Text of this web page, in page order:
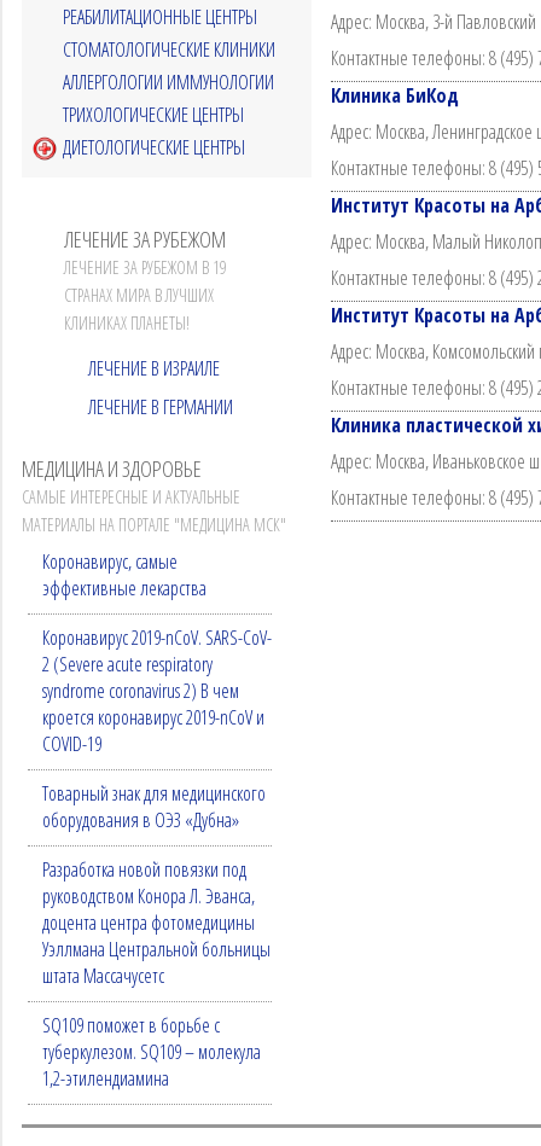
Адрес: Москва, 3-й Павловский
Контактные телефоны: 8 (495)
Клиника БиКод
Адрес: Москва, Ленинградское
Контактные телефоны: 8 (495)
Институт Красоты на
Адрес: Москва, Малый
Контактные телефоны: 8 (495)
Институт Красоты на
Адрес: Москва, Комсомольский
Контактные телефоны: 8 (495)
Клиника пластической
Адрес: Москва, Иваньковское
Контактные телефоны: 8 (495)
РЕАБИЛИТАЦИОННЫЕ ЦЕНТРЫ
СТОМАТОЛОГИЧЕСКИЕ КЛИНИКИ
АЛЛЕРГОЛОГИИ ИММУНОЛОГИИ
ТРИХОЛОГИЧЕСКИЕ ЦЕНТРЫ
ДИЕТОЛОГИЧЕСКИЕ ЦЕНТРЫ
ЛЕЧЕНИЕ ЗА РУБЕЖОМ
ЛЕЧЕНИЕ ЗА РУБЕЖОМ В 19
СТРАНАХ МИРА В ЛУЧШИХ
КЛИНИКАХ ПЛАНЕТЫ!
ЛЕЧЕНИЕ В ИЗРАИЛЕ
ЛЕЧЕНИЕ В ГЕРМАНИИ
МЕДИЦИНА И ЗДОРОВЬЕ
САМЫЕ ИНТЕРЕСНЫЕ И АКТУАЛЬНЫЕ
МАТЕРИАЛЫ НА ПОРТАЛЕ "МЕДИЦИНА МСК"
Коронавирус, самые
эффективные лекарства
Коронавирус 2019-nCoV. SARS-CoV-
2 (Severe acute respiratory
syndrome coronavirus 2) В чем
кроется коронавирус 2019-nCoV и
COVID-19
Товарный знак для медицинского
оборудования в ОЭЗ «Дубна»
Разработка новой повязки под
руководством Конора Л. Эванса,
доцента центра фотомедицины
Уэллмана Центральной больницы
штата Массачусетс
SQ109 поможет в борьбе с
туберкулезом. SQ109 – молекула
1,2-этилендиамина